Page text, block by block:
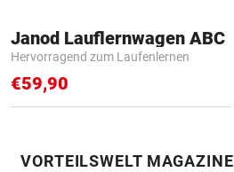
Janod Lauflernwagen ABC
Hervorragend zum Laufenlernen
€59,90
VORTEILSWELT MAGAZINE